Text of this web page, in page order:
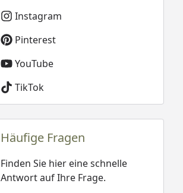
Instagram
Pinterest
YouTube
TikTok
Häufige Fragen
Finden Sie hier eine schnelle
Antwort auf Ihre Frage.